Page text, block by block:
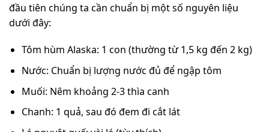
đầu tiên chúng ta cần chuẩn bị một số nguyên liệu
dưới đây:
Tôm hùm Alaska: 1 con (thường từ 1,5 kg đến 2 kg)
Nước: Chuẩn bị lượng nước đủ để ngập tôm
Muối: Nêm khoảng 2-3 thìa canh
Chanh: 1 quả, sau đó đem đi cắt lát